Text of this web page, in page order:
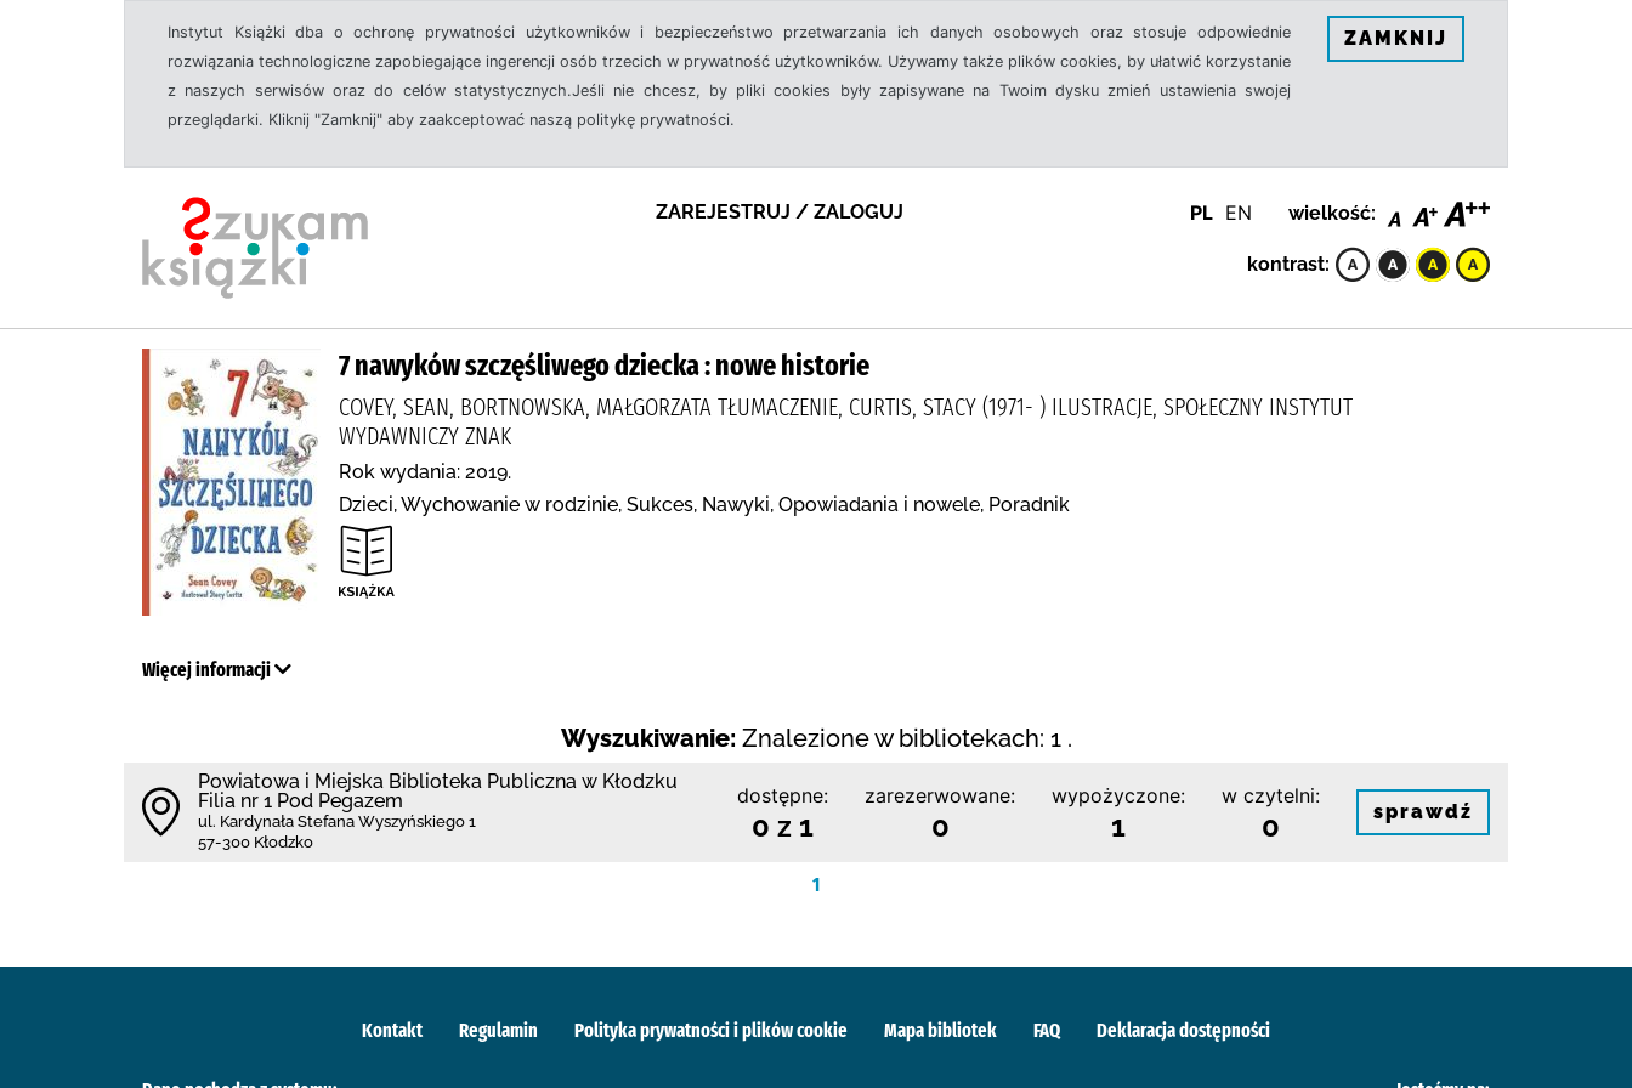
Instytut Książki dba o ochronę prywatności użytkowników i bezpieczeństwo przetwarzania ich danych osobowych oraz stosuje odpowiednie
rozwiązania technologiczne zapobiegające ingerencji osób trzecich w prywatność użytkowników. Używamy także plików cookies, by ułatwić korzystanie
z naszych serwisów oraz do celów statystycznych.Jeśli nie chcesz, by pliki cookies były zapisywane na Twoim dysku zmień ustawienia swojej
przeglądarki. Kliknij "Zamknij" aby zaakceptować naszą politykę prywatności.
ZAMKNIJ
ZAREJESTRUJ / ZALOGUJ PL EN wielkość:
kontrast:
7 nawyków szczęśliwego dziecka : nowe historie
COVEY, SEAN, BORTNOWSKA, MAŁGORZATA TŁUMACZENIE, CURTIS, STACY (1971- ) ILUSTRACJE, SPOŁECZNY INSTYTUT
WYDAWNICZY ZNAK
Rok wydania: 2019.
Dzieci, Wychowanie w rodzinie, Sukces, Nawyki, Opowiadania i nowele, Poradnik
Więcej informacji
Wyszukiwanie: Znalezione w bibliotekach: 1 .
Powiatowa i Miejska Biblioteka Publiczna w Kłodzku
Filia nr 1 Pod Pegazem
ul. Kardynała Stefana Wyszyńskiego 1
57-300 Kłodzko
dostępne:
0 z 1
zarezerwowane:
0
wypożyczone:
1
w czytelni:
0 sprawdź
1
Kontakt Regulamin Polityka prywatności i plików cookie Mapa bibliotek FAQ Deklaracja dostępności